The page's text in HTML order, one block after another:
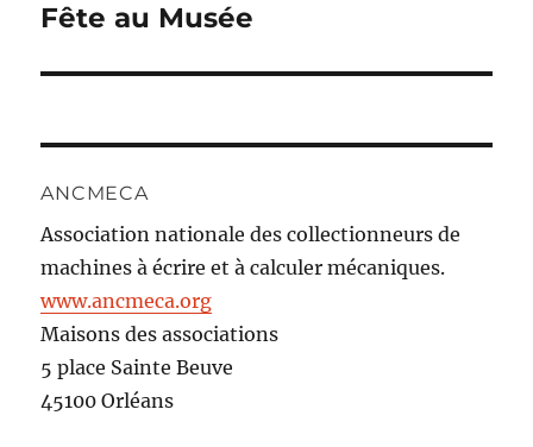
Publication
Fête au Musée
ANCMECA
Association nationale des collectionneurs de
machines à écrire et à calculer mécaniques.
www.ancmeca.org
Maisons des associations
5 place Sainte Beuve
45100 Orléans